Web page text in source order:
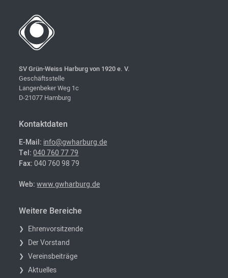
SV Grün-Weiss Harburg von 1920 e. V.
Geschäftsstelle
Langenbeker Weg 1c
D-21077 Hamburg
Kontaktdaten
E-Mail: info@gwharburg.de
Tel: 040 760 77 79
Fax:040 760 98 79
Web: www.gwharburg.de
Weitere Bereiche
Ehrenvorsitzende
Der Vorstand
Vereinsbeiträge
Aktuelles